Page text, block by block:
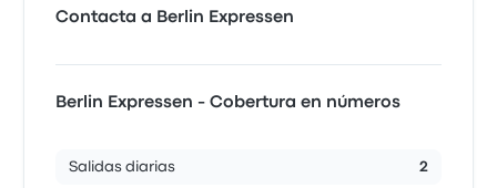
Contacta a Berlin Expressen
Berlin Expressen - Cobertura en números
Salidas diarias 2